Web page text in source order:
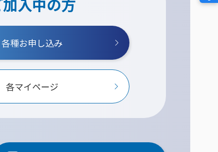
入中の方
各種お申し込み
各マイページ